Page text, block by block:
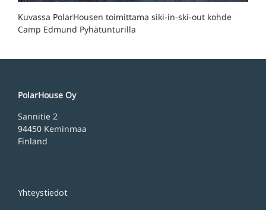
Kuvassa PolarHousen toimittama siki-in-ski-out kohde
Camp Edmund Pyhätunturilla
PolarHouse Oy
Sannitie 2
94450 Keminmaa
Finland
Yhteystiedot